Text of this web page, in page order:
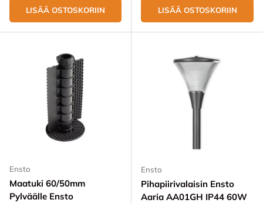
LISÄÄ OSTOSKORIIN LISÄÄ OSTOSKORIIN
Ensto
Maatuki 60/50mm
Pylväälle Ensto
Ensto
Pihapiirivalaisin Ensto
Aaria AA01GH IP44 60W